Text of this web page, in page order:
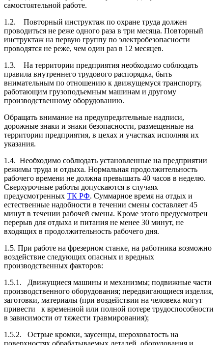
самостоятельной работе.
1.2. Повторный инструктаж по охране труда должен
проводиться не реже одного раза в три месяца. Повторный
инструктаж на первую группу по электробезопасности
проводятся не реже, чем один раз в 12 месяцев.
1.3. На территории предприятия необходимо соблюдать
правила внутреннего трудово­го распорядка, быть
внимательным по отношению к движущемуся транспорту,
рабо­тающим грузоподъемным машинам и другому
производственному оборудованию.
Обращать внимание на предупредительные надписи,
дорожные знаки и знаки безопасности, размещенные на
территории предприятия, в цехах и участках исполняя их
указания.
1.4. Необходимо соблюдать установленные на предприятии
режимы труда и отды­ха. Нормальная продолжительность
рабочего времени не должна превышать 40 часов в неделю.
Сверхурочные работы допускаются в случаях
предусмотренных ТК РФ. Суммар­ное время на отдых и
естественные надобности в течении смены составляет 45
минут в течении рабочей смены. Кроме этого предусмотрен
перерыв для отдыха и питания не менее 30 минут, не
входящих в продолжительность рабочего дня.
1.5. При работе на фрезерном станке, на работника возможно
воздействие следующих опасных и вредных
производственных факторов:
1.5.1. Движущиеся машины и механизмы; подвижные части
производственного оборудования; передвигающиеся изделия,
заготовки, материалы (при воздействии на человека могут
привести к временной или полной потере трудоспособности
в зависимости от тяжести травмирования);
1.5.2. Острые кромки, заусенцы, шероховатость на